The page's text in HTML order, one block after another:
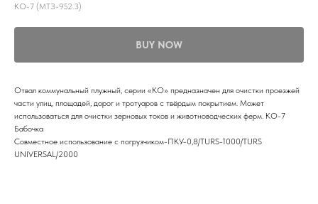
КО-7 (МТЗ-952.3)
BUY NOW
Отвал коммунальный плужный, серии «КО» предназначен для очистки проезжей
части улиц, площадей, дорог и тротуаров с твёрдым покрытием. Может
использоваться для очистки зерновых токов и животноводческих ферм. КО-7
Бабочка
Совместное использование с погрузчиком-ПКУ-0,8/TURS-1000/TURS
UNIVERSAL/2000